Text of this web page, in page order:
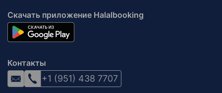
Скачать приложение Halalbooking
Контакты
+1 (951) 438 7707